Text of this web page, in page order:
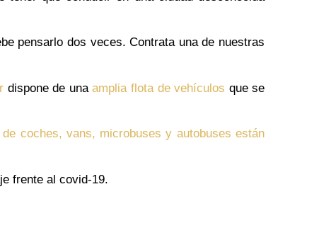
pensarlo dos veces. Contrata una de nuestras
dispone de unaamplia flota de vehículos que se
coches, vans, microbuses y autobuses están
frente al covid-19.